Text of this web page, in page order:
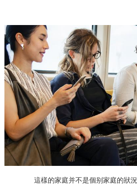
這樣的家庭并不是個别家庭的狀況